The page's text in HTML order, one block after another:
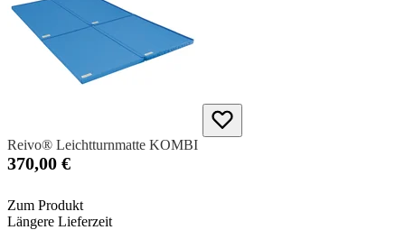
Reivo® Leichtturnmatte KOMBI
370,00 €
Zum Produkt
Längere Lieferzeit